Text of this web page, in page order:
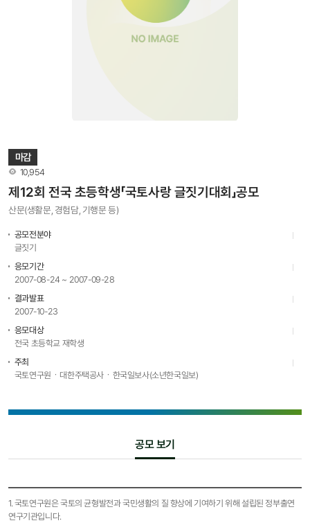
마감
조회수
10,954
제12회 전국 초등학생「국토사랑 글짓기대회」공모
산문(생활문, 경험담, 기행문 등)
공모전분야
글짓기
응모기간
2007-08-24 ~ 2007-09-28
결과발표
2007-10-23
응모대상
전국 초등학교 재학생
주최
국토연구원ㆍ대한주택공사ㆍ한국일보사(소년한국일보)
공모 보기
1. 국토연구원은 국토의 균형발전과 국민생활의 질 향상에 기여하기 위해 설립된 정부출연
연구기관입니다.